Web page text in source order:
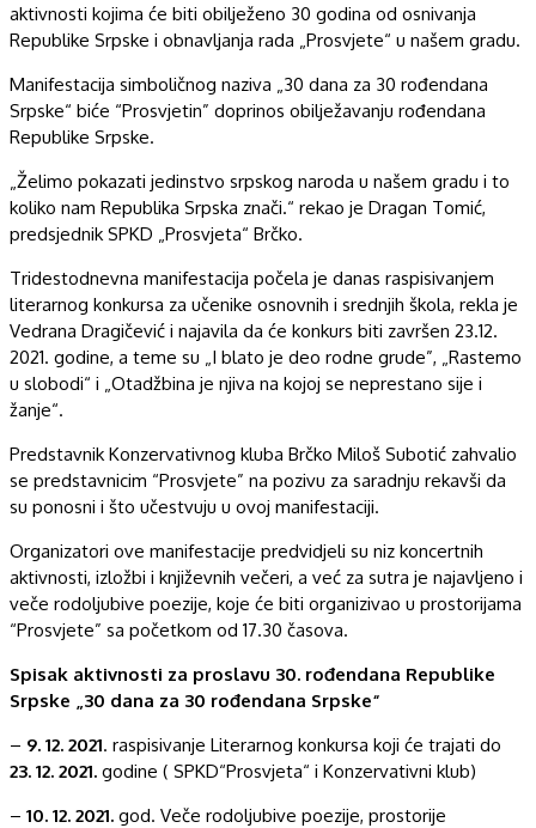
aktivnosti kojima će biti obilježeno 30 godina od osnivanja
Republike Srpske i obnavljanja rada „Prosvjete“ u našem gradu.
Manifestacija simboličnog naziva „30 dana za 30 rođendana
Srpske“ biće “Prosvjetin” doprinos obilježavanju rođendana
Republike Srpske.
„Želimo pokazati jedinstvo srpskog naroda u našem gradu i to
koliko nam Republika Srpska znači.“ rekao je Dragan Tomić,
predsjednik SPKD „Prosvjeta“ Brčko.
Tridestodnevna manifestacija počela je danas raspisivanjem
literarnog konkursa za učenike osnovnih i srednjih škola, rekla je
Vedrana Dragičević i najavila da će konkurs biti završen 23.12.
2021. godine, a teme su „I blato je deo rodne grude”, „Rastemo
u slobodi“ i „Otadžbina je njiva na kojoj se neprestano sije i
žanje“.
Predstavnik Konzervativnog kluba Brčko Miloš Subotić zahvalio
se predstavnicim “Prosvjete” na pozivu za saradnju rekavši da
su ponosni i što učestvuju u ovoj manifestaciji.
Organizatori ove manifestacije predvidjeli su niz koncertnih
aktivnosti, izložbi i književnih večeri, a već za sutra je najavljeno i
veče rodoljubive poezije, koje će biti organizivao u prostorijama
“Prosvjete” sa početkom od 17.30 časova.
Spisak aktivnosti za proslavu 30. rođendana Republike
Srpske „30 dana za 30 rođendana Srpske“
– 9. 12. 2021. raspisivanje Literarnog konkursa koji će trajati do
23. 12. 2021. godine ( SPKD“Prosvjeta“ i Konzervativni klub)
– 10. 12. 2021. god. Veče rodoljubive poezije, prostorije